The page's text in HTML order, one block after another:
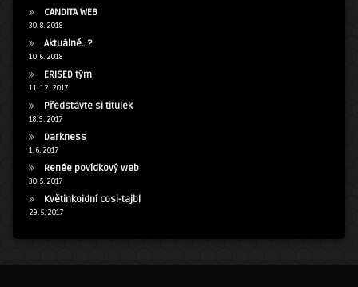
CANDITA WEB
30. 8. 2018
Aktuálně…?
10. 6. 2018
ERISED tým
11. 12. 2017
Představte si titulek
18. 9. 2017
Darkness
1. 6. 2017
Renée povídkový web
30. 5. 2017
Květinkoidní cosi-tajbl
29. 5. 2017